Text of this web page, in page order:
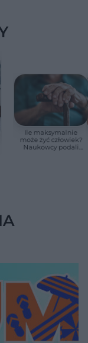
Ile maksymalnie
może żyć człowiek?
Naukowcy podali